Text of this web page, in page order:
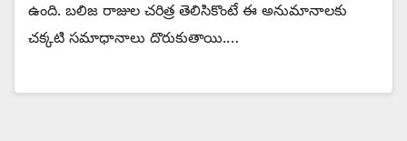
ఉంది. బలిజ రాజుల చరిత్ర తెలిసికొంటే ఈ అనుమానాలకు
చక్కటి సమాధానాలు దొరుకుతాయి.…